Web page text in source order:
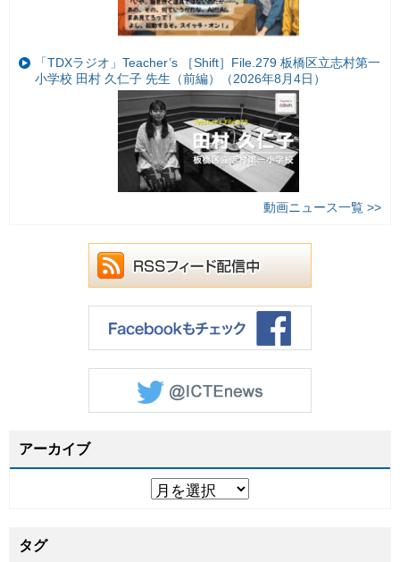
「TDXラジオ」Teacher’s ［Shift］File.279 板橋区立志村第一
小学校 田村 久仁子 先生（前編）（2026年8月4日）
動画ニュース一覧 >>
アーカイブ
タグ